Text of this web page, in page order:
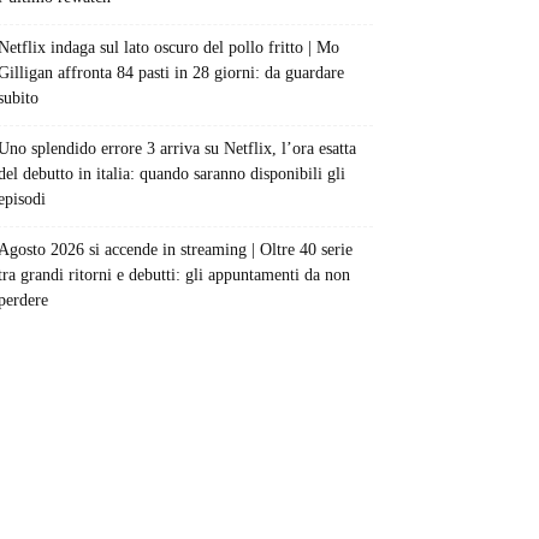
indaga sul lato oscuro del pollo fritto | Mo
affronta 84 pasti in 28 giorni: da guardare
splendido errore 3 arriva su Netflix, l’ora esatta
debutto in italia: quando saranno disponibili gli
2026 si accende in streaming | Oltre 40 serie
grandi ritorni e debutti: gli appuntamenti da non